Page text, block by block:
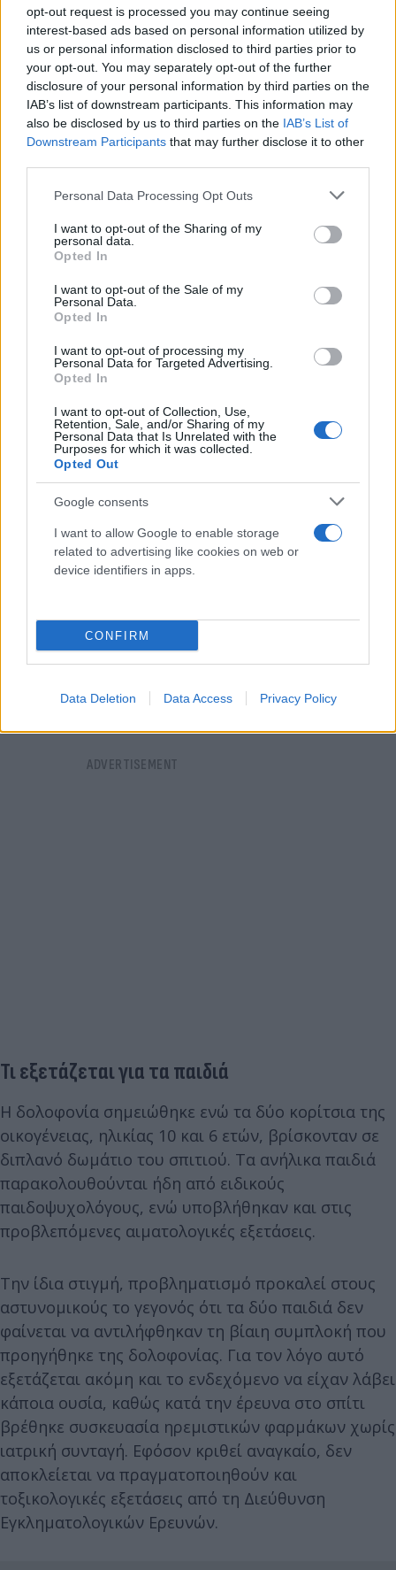
opt-out request is processed you may continue seeing
interest-based ads based on personal information utilized by
us or personal information disclosed to third parties prior to
your opt-out. You may separately opt-out of the further
disclosure of your personal information by third parties on the
IAB’s list of downstream participants. This information may
also be disclosed by us to third parties on the IAB’s List of
Downstream Participants that may further disclose it to other
Please note that this website/app uses one or more Google
not limited to your visit or usage behaviour. You may click to
grant or deny consent to Google and its third-party tags to
use your data for below specified purposes in below Google
consent section.
Personal Data Processing Opt Outs
I want to opt-out of the Sharing of my
personal data.
Opted In
I want to opt-out of the Sale of my
Personal Data.
Opted In
I want to opt-out of processing my
Personal Data for Targeted Advertising.
Opted In
I want to opt-out of Collection, Use,
Retention, Sale, and/or Sharing of my
Personal Data that Is Unrelated with the
Purposes for which it was collected.
Opted Out
Google consents
I want to allow Google to enable storage
related to advertising like cookies on web or
device identifiers in apps.
CONFIRM
Data Deletion Data Access Privacy Policy
νεκροτομής, ο 41χρονος κατάφερε τουλάχιστον 45
μαχαιριές στη σύζυγό του. Οι περισσότερες από
αυτές φαίνεται να δόθηκαν όταν η γυναίκα είχε ήδη
καταρρεύσει στο πάτωμα. Καθοριστικά για τον
θάνατό της ήταν τρία τραύματα, δύο στην περιοχή
του θώρακα και ένα στην πλάτη. Επιπλέον,
καταγράφηκαν περίπου 15 αμυντικά τραύματα,
καθώς και κακώσεις στον λαιμό και στο σαγόνι.
Η άτυχη γυναίκα βρέθηκε σε εμβρυϊκή στάση, ενώ
το μαχαίρι εντοπίστηκε στο αριστερό της χέρι,
παρότι ήταν δεξιόχειρας. Το συγκεκριμένο
στοιχείο αξιολογείται από τις Αρχές, οι οποίες
δέχθηκε επίθεση από τη σύζυγό του. Οι ερευνητές
δεν αποκλείουν το ενδεχόμενο ο 41χρονος να
τοποθέτησε το μαχαίρι στο χέρι του θύματος μετά
τη δολοφονία, επιχειρώντας να στηρίξει την
υπερασπιστική του γραμμή.
Τι εξετάζεται για τα παιδιά
Η δολοφονία σημειώθηκε ενώ τα δύο κορίτσια της
οικογένειας, ηλικίας 10 και 6 ετών, βρίσκονταν σε
διπλανό δωμάτιο του σπιτιού. Τα ανήλικα παιδιά
παρακολουθούνται ήδη από ειδικούς
παιδοψυχολόγους, ενώ υποβλήθηκαν και στις
προβλεπόμενες αιματολογικές εξετάσεις.
Την ίδια στιγμή, προβληματισμό προκαλεί στους
αστυνομικούς το γεγονός ότι τα δύο παιδιά δεν
φαίνεται να αντιλήφθηκαν τη βίαιη συμπλοκή που
προηγήθηκε της δολοφονίας. Για τον λόγο αυτό
εξετάζεται ακόμη και το ενδεχόμενο να είχαν λάβει
κάποια ουσία, καθώς κατά την έρευνα στο σπίτι
βρέθηκε συσκευασία ηρεμιστικών φαρμάκων χωρίς
ιατρική συνταγή. Εφόσον κριθεί αναγκαίο, δεν
αποκλείεται να πραγματοποιηθούν και
τοξικολογικές εξετάσεις από τη Διεύθυνση
Εγκληματολογικών Ερευνών.